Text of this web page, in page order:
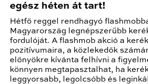
egész héten át tart!
Hétfő reggel rendhagyó
Magyarország legnépszerűbb
fordulóját. A flashmob akció a
pozitívumaira, a közlekedők
előnyökre kívánta felhívni a
könnyen megtapasztalhat, ha
leggyorsabb, legolcsóbb és